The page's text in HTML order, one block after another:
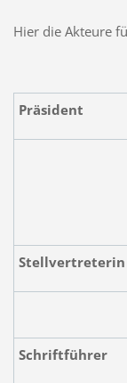
Hier die Akteure
Präsident
Stellvertreterin
Schriftführer